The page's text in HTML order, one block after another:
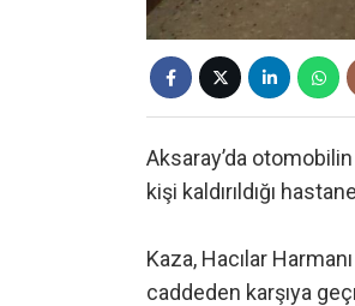
Aksaray’da
kişi kaldırıldığı
Kaza, Hacılar
caddeden karşıya